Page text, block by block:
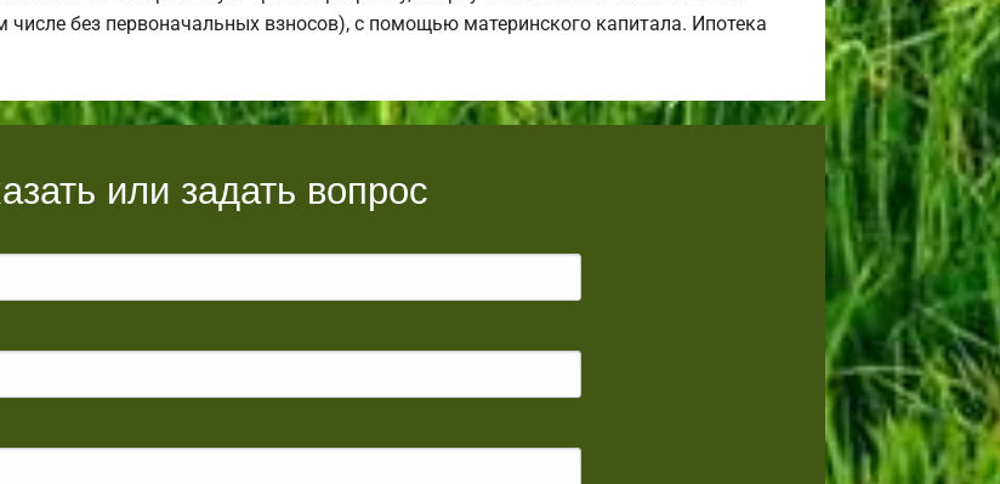
без первоначальных взносов), с помощью материнского капитала. Ипотека
или задать вопрос